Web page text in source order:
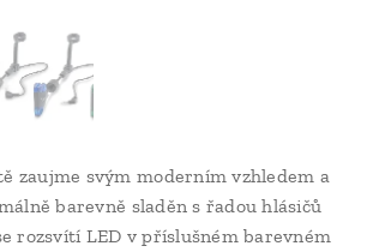
zaujme svým moderním vzhledem a
barevně sladěn s řadou hlásičů
rozsvítí LED v příslušném barevném